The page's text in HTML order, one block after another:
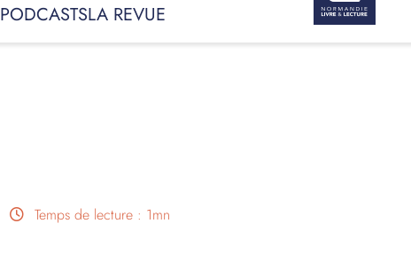
PODCASTSLA REVUE
Temps de lecture : 1mn